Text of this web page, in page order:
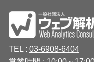
TEL : 03-6908-6404